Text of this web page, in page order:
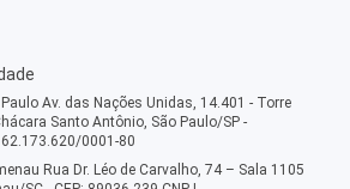
Av. das Nações Unidas, 14.401 - Torre
Santo Antônio, São Paulo/SP -
62.173.620/0001-80
Rua Dr. Léo de Carvalho, 74 – Sala 1105